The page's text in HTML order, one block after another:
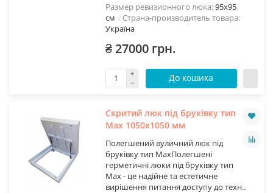
Размер ревизионного люка:95х95
см
Страна-производитель товара:
Україна
₴ 27000 грн.
До кошика
Скритий люк під бруківку тип
Мах 1050х1050 мм
Полегшений вуличний люк під
бруківку тип МахПолегшені
герметичні люки під бруківку тип
Max - це надійне та естетичне
вирішення питання доступу до техн..